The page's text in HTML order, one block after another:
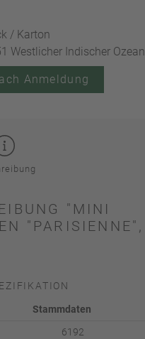
/ Karton
Westlicher Indischer Ozean
Anmeldung
"MINI
"PARISIENNE",
Stammdaten
6192